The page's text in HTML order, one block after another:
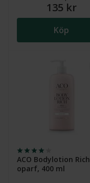
135 kr
Köp
ACO Bodylotion Rich
oparf, 400 ml